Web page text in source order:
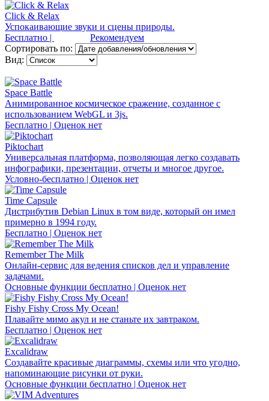
Click & Relax
Успокаивающие звуки и сцены природы.
Бесплатно |
Рекомендуем
Сортировать по:
Вид:
Space Battle
Анимированное космическое сражение, созданное с
использованием WebGL и 3js.
Бесплатно | Оценок нет
Piktochart
Универсальная платформа, позволяющая легко создавать
инфографики, презентации, отчеты и многое другое.
Условно-бесплатно | Оценок нет
Time Capsule
Дистрибутив Debian Linux в том виде, который он имел
примерно в 1994 году.
Бесплатно | Оценок нет
Remember The Milk
Онлайн-сервис для ведения списков дел и управление
задачами.
Основные функции бесплатно | Оценок нет
Fishy Fishy Cross My Ocean!
Плавайте мимо акул и не станьте их завтраком.
Бесплатно | Оценок нет
Excalidraw
Создавайте красивые диаграммы, схемы или что угодно,
напоминающие рисунки от руки.
Основные функции бесплатно | Оценок нет